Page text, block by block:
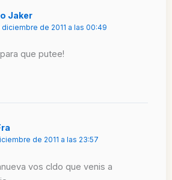
Jaker
diciembre de 2011 a las 00:49
que putee!
de 2011 a las 23:57
vos cldo que venis a